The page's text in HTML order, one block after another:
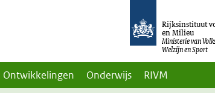
Rijksinstituut
en Milieu
Ministerie van
Welzijn en Sport
Ontwikkelingen Onderwijs RIVM